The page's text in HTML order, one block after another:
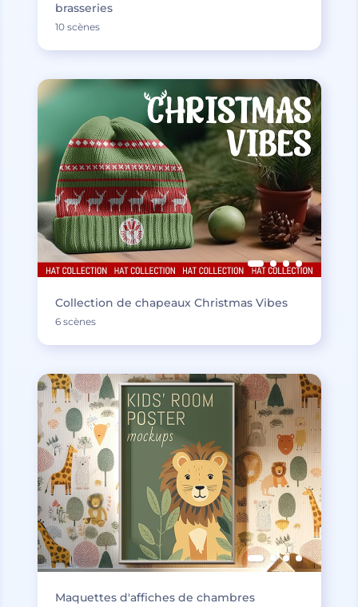
brasseries
10 scènes
Collection de chapeaux Christmas Vibes
6 scènes
Maquettes d'affiches de chambres